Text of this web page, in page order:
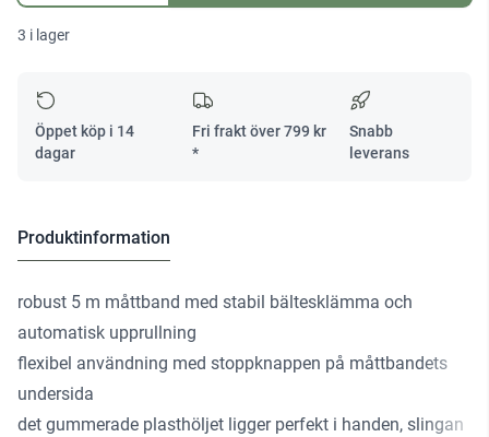
mängd
3 i lager
Öppet köp i 14
dagar
Fri frakt över799 kr
*
Snabb
leverans
Produktinformation
robust 5 m måttband med stabil bältesklämma och
automatisk upprullning
flexibel användning med stoppknappen på måttbandets
undersida
det gummerade plasthöljet ligger perfekt i handen, slingan